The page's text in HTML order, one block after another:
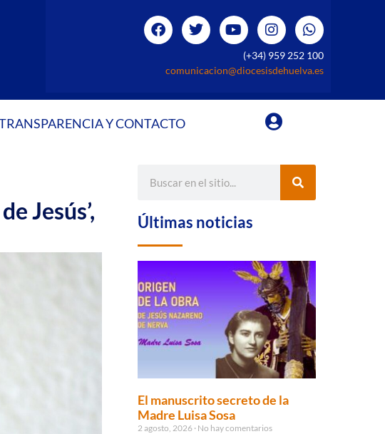
(+34) 959 252 100
comunicacion@diocesisdehuelva.es
Y CONTACTO
Jesús’,
Últimas noticias
El manuscrito secreto de la
Madre Luisa Sosa
2 agosto, 2026 No hay comentarios